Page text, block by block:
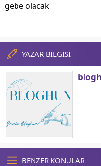
gebe olacak!
YAZAR BİLGİSİ
BENZER KONULAR